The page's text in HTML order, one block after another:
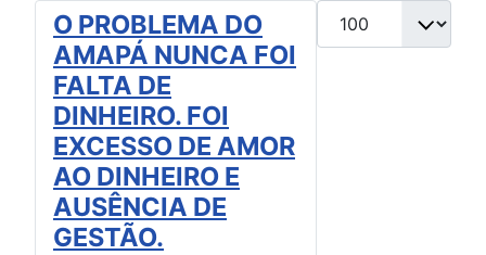
Mostrar #
O PROBLEMA DO
AMAPÁ NUNCA FOI
FALTA DE
DINHEIRO. FOI
EXCESSO DE AMOR
AO DINHEIRO E
AUSÊNCIA DE
GESTÃO.